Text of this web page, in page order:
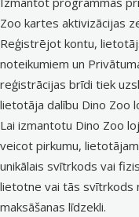
Zoo kartes aktivizācijas
Reģistrējot kontu,
noteikumiem un
reģistrācijas brīdi tiek
lietotāja dalību Dino Zoo
Lai izmantotu Dino Zoo
veicot pirkumu,
unikālais svītrkods vai
lietotne vai tās svītrkods
maksāšanas līdzekli.